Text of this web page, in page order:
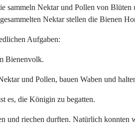
Nektar und Pollen von Blüten
Nektar stellen die Bienen
Aufgaben:
Bienenvolk.
und Pollen, bauen Waben und
es, die Königin zu begatten.
und riechen durften. Natürlich